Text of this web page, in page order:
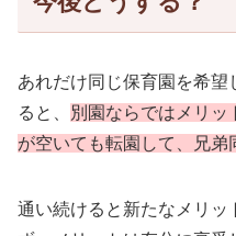
あれだけ同じ保育園を希
ると、
別園ならではメリッ
が空いても転園して、兄弟
通い続けると新たなメリッ